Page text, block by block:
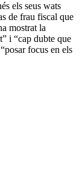
els seus wats
de frau fiscal que
mostrat la
i “cap dubte que
focus en els